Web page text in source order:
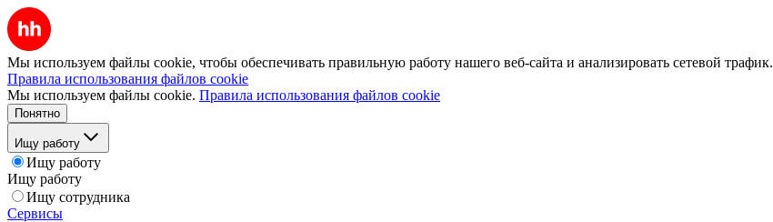
Мы используем файлы cookie, чтобы обеспечивать правильную работу нашего веб-сайта и анализировать сетевой трафик.
Правила использования файлов cookie
Мы используем файлы cookie. Правила использования файлов cookie
Понятно
Ищу работу
Ищу работу
Ищу работу
Ищу сотрудника
Сервисы